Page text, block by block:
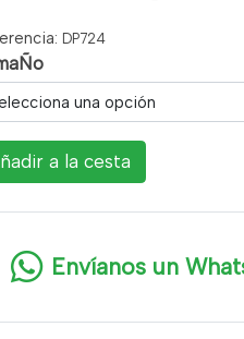
DP724
una opción
a la cesta
Envíanos un